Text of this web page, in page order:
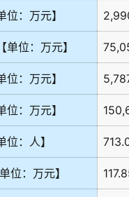
：万元】
位：万元】
：万元】
：万元】
：人】
位：万元】